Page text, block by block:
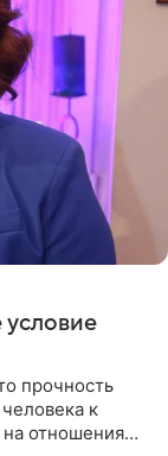
условие
прочность
к
отношения